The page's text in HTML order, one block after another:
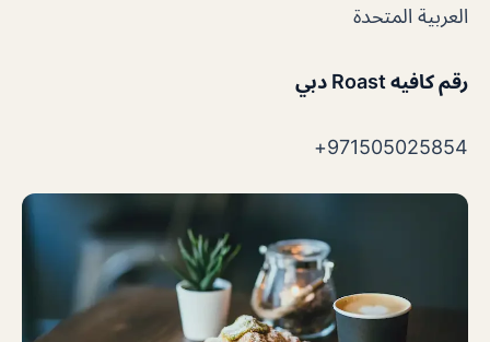
العربية المتحدة
رقم كافيه Roast دبي
971505025854+